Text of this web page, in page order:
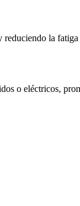
la
o eléctricos,